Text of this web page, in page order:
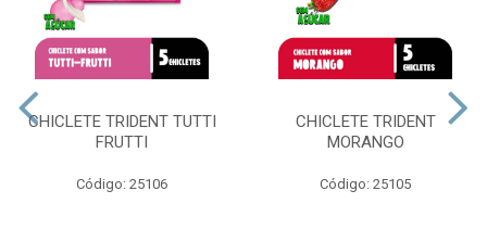
CHICLETE TRIDENT TUTTI
FRUTTI
Código: 25106
CHICLETE TRIDENT
MORANGO
Código: 25105